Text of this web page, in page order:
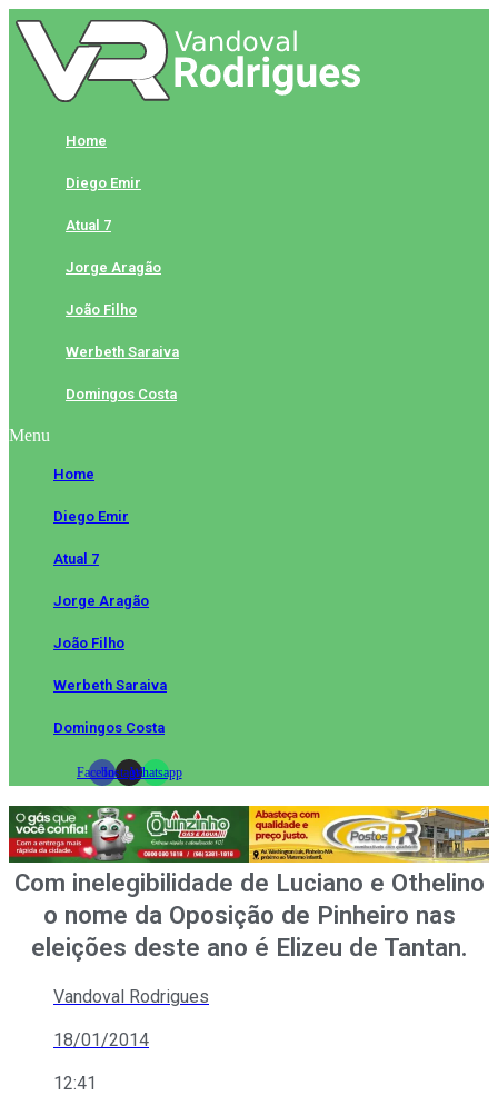
Skip
to
content
Home
Diego Emir
Atual 7
Jorge Aragão
João Filho
Werbeth Saraiva
Domingos Costa
Menu
Home
Diego Emir
Atual 7
Jorge Aragão
João Filho
Werbeth Saraiva
Domingos Costa
FacebookInstagramWhatsapp
Com inelegibilidade de Luciano e Othelino
o nome da Oposição de Pinheiro nas
eleições deste ano é Elizeu de Tantan.
Vandoval Rodrigues
18/01/2014
12:41